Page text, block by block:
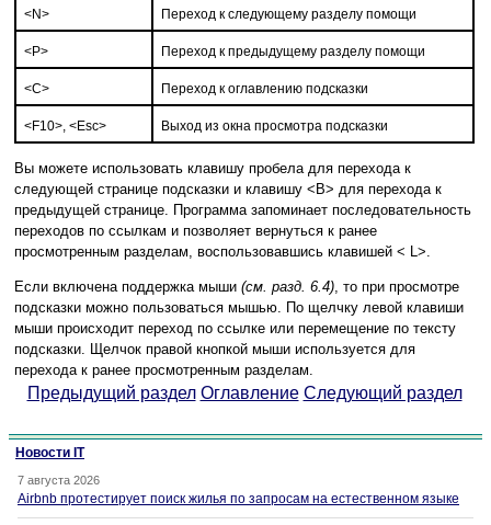
<N> Переход к следующему разделу помощи
<P> Переход к предыдущему разделу помощи
<C> Переход к оглавлению подсказки
<F10>, <Esc> Выход из окна просмотра подсказки
Вы можете использовать клавишу пробела для перехода к
следующей странице подсказки и клавишу <B> для перехода к
предыдущей странице. Программа запоминает последовательность
переходов по ссылкам и позволяет вернуться к ранее
просмотренным разделам, воспользовавшись клавишей < L>.
Если включена поддержка мыши (см. разд. 6.4), то при просмотре
подсказки можно пользоваться мышью. По щелчку левой клавиши
мыши происходит переход по ссылке или перемещение по тексту
подсказки. Щелчок правой кнопкой мыши используется для
перехода к ранее просмотренным разделам.
Предыдущий раздел Оглавление Следующий раздел
Новости IT
7 августа 2026
Airbnb протестирует поиск жилья по запросам на естественном языке